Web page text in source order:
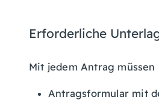
Erforderliche
Mit jedem Antrag
Antragsformular mit